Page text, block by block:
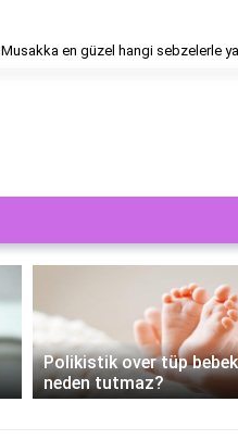
Musakka en güzel hangi sebzelerle
Tek yumurta ile tüp
olur mu?